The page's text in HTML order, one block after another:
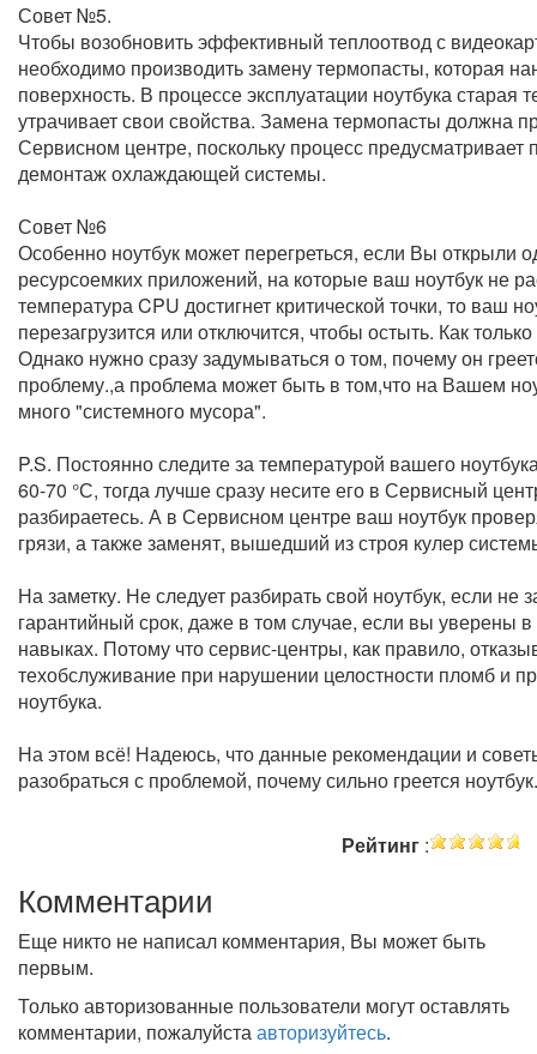
Совет №5.
Чтобы возобновить эффективный теплоотвод с
необходимо производить замену термопасты, которая
поверхность. В процессе эксплуатации ноутбука старая
утрачивает свои свойства. Замена термопасты должна
Сервисном центре, поскольку процесс предусматривает
демонтаж охлаждающей системы.
Совет №6
Особенно ноутбук может перегреться, если Вы открыли
ресурсоемких приложений, на которые ваш ноутбук не
температура CPU достигнет критической точки, то ваш
перезагрузится или отключится, чтобы остыть. Как
Однако нужно сразу задумываться о том, почему он
проблему.,а проблема может быть в том,что на Вашем
много "системного мусора".
P.S. Постоянно следите за температурой вашего
60-70 °С, тогда лучше сразу несите его в Сервисный
разбираетесь. А в Сервисном центре ваш ноутбук
грязи, а также заменят, вышедший из строя кулер
На заметку. Не следует разбирать свой ноутбук, если не
гарантийный срок, даже в том случае, если вы уверены в
навыках. Потому что сервис-центры, как правило,
техобслуживание при нарушении целостности пломб и
ноутбука.
На этом всё! Надеюсь, что данные рекомендации и
разобраться с проблемой, почему сильно греется
Рейтинг :
Комментарии
Еще никто не написал комментария, Вы может быть
первым.
Только авторизованные пользователи могут оставлять
комментарии, пожалуйстаавторизуйтесь.